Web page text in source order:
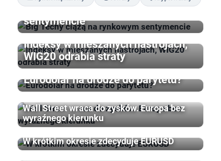
Big Techy ciążą na rynkowym
sentymencie
Indeksy w mieszanych nastrojach,
WIG20 odrabia straty
Eurodolar na drodze do parytetu?
Wall Street wraca do zysków. Europa bez
wyraźnego kierunku
W krótkim okresie zdecyduje EURUSD